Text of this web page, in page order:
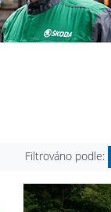
Filtrováno podle: